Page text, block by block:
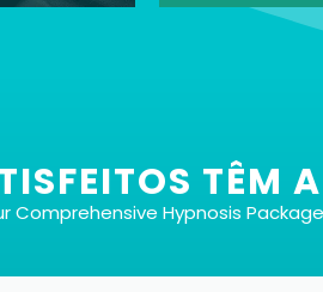
TÊM
Comprehensive Hypnosis